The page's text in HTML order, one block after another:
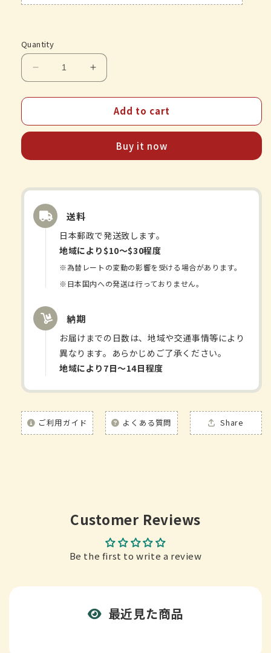
Quantity
Decrease
quantity
for
龍
Increase
quantity
for
龍
Add to cart
Buy it now
送料
日本郵政で発送致します。
地域により$10〜$30程度
※為替レートの変動の影響を受ける場合があります。
※日本国内への発送は行っておりません。
納期
お届けまでの日数は、地域や交通事情等により
異なります。あらかじめご了承ください。
地域により7日〜14日程度
ご利用ガイド よくある質問 Share
Customer Reviews
Be the first to write a review
最近見た商品